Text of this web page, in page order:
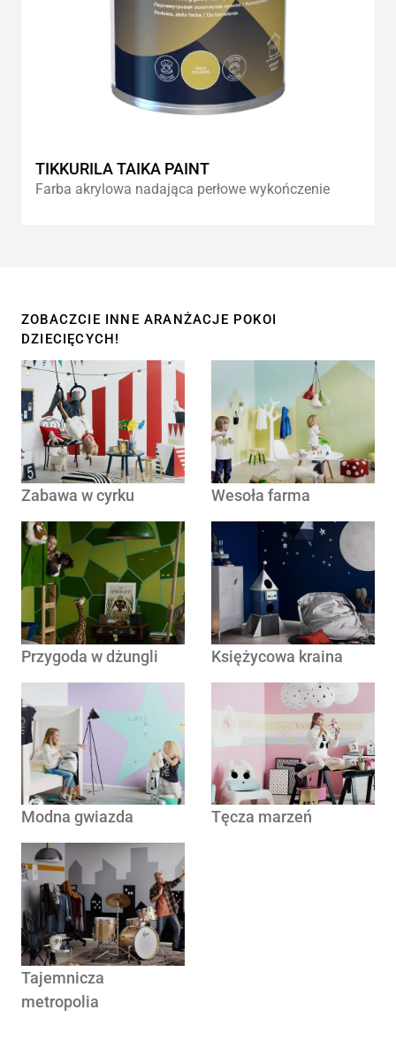
TIKKURILA TAIKA PAINT
Farba akrylowa nadająca perłowe wykończenie
ZOBACZCIE INNE ARANŻACJE POKOI
DZIECIĘCYCH!
Zabawa w cyrku Wesoła farma
Przygoda w dżungli Księżycowa kraina
Modna gwiazda Tęcza marzeń
Tajemnicza
metropolia